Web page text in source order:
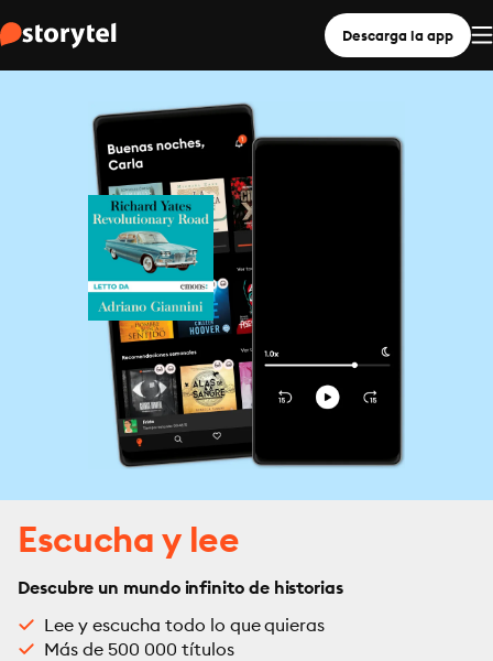
Descarga la app
Escucha y lee
Descubre un mundo infinito de historias
Lee y escucha todo lo que quieras
Más de 500 000 títulos